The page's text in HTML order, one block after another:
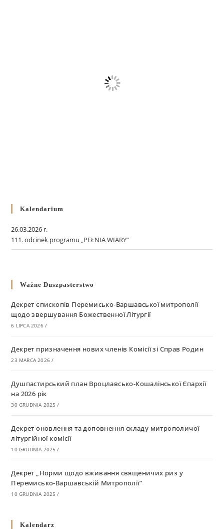
Kalendarium
26.03.2026 r.
111. odcinek programu „PEŁNIA WIARY”
Ważne Duszpasterstwo
Декрет єпископів Перемисько-Варшавської митрополії
щодо звершування Божественної Літургії
6 LIPCA 2026 /
Декрет призначення нових членів Комісії зі Справ Родин
23 MARCA 2026 /
Душпастирський план Вроцлавсько-Кошалінської Єпархії
на 2026 рік
30 GRUDNIA 2025 /
Декрет оновлення та доповнення складу митрополичої
літургійної комісії
10 GRUDNIA 2025 /
Декрет „Норми щодо вживання священичих риз у
Перемисько-Варшавській Митрополії”
10 GRUDNIA 2025 /
Kalendarz